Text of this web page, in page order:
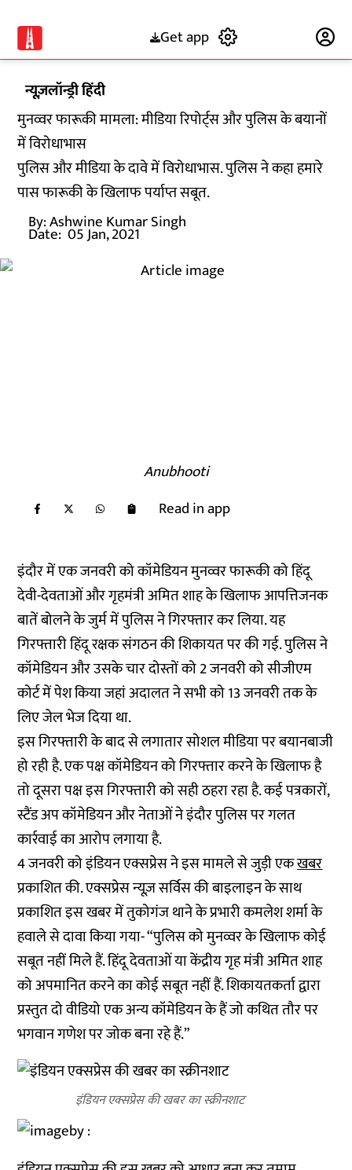
Get app
न्यूज़लॉन्ड्री हिंदी
मुनव्वर फारूकी मामला: मीडिया रिपोर्ट्स और पुलिस के बयानों
में विरोधाभास
पुलिस और मीडिया के दावे में विरोधाभास. पुलिस ने कहा हमारे
पास फारूकी के खिलाफ पर्याप्त सबूत.
By:Ashwine Kumar Singh
Date: 05 Jan, 2021
Anubhooti
Read in app
इंदौर में एक जनवरी को कॉमेडियन मुनव्वर फारूकी को हिंदू
देवी-देवताओं और गृहमंत्री अमित शाह के खिलाफ आपत्तिजनक
बातें बोलने के जुर्म में पुलिस ने गिरफ्तार कर लिया. यह
गिरफ्तारी हिंदू रक्षक संगठन की शिकायत पर की गई. पुलिस ने
कॉमेडियन और उसके चार दोस्तों को 2 जनवरी को सीजीएम
कोर्ट में पेश किया जहां अदालत ने सभी को 13 जनवरी तक के
लिए जेल भेज दिया था.
इस गिरफ्तारी के बाद से लगातार सोशल मीडिया पर बयानबाजी
हो रही है. एक पक्ष कॉमेडियन को गिरफ्तार करने के खिलाफ है
तो दूसरा पक्ष इस गिरफ्तारी को सही ठहरा रहा है. कई पत्रकारों,
स्टैंड अप कॉमेडियन और नेताओं ने इंदौर पुलिस पर गलत
कार्रवाई का आरोप लगाया है.
4 जनवरी को इंडियन एक्सप्रेस ने इस मामले से जुड़ी एकखबर
प्रकाशित की. एक्सप्रेस न्यूज़ सर्विस की बाइलाइन के साथ
प्रकाशित इस खबर में तुकोगंज थाने के प्रभारी कमलेश शर्मा के
हवाले से दावा किया गया- “पुलिस को मुनव्वर के खिलाफ कोई
सबूत नहीं मिले हैं. हिंदू देवताओं या केंद्रीय गृह मंत्री अमित शाह
को अपमानित करने का कोई सबूत नहीं हैं. शिकायतकर्ता द्वारा
प्रस्तुत दो वीडियो एक अन्य कॉमेडियन के हैं जो कथित तौर पर
भगवान गणेश पर जोक बना रहे हैं.”
इंडियन एक्सप्रेस की खबर का स्क्रीनशाट